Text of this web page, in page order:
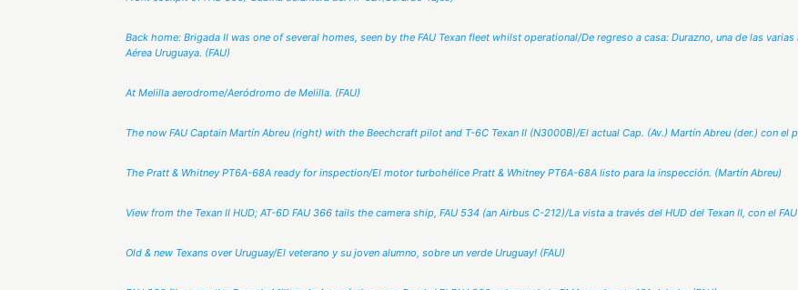
Back home: Brigada II was one of several homes, seen by the FAU Texan fleet whilst operational/De regreso a casa: Durazno, una de las
Aérea Uruguaya. (FAU)
At Melilla aerodrome/Aeródromo de Melilla. (FAU)
The now FAU Captain Martín Abreu (right) with the Beechcraft pilot and T-6C Texan II (N3000B)/El actual Cap. (Av.) Martín Abreu (der.) con
The Pratt & Whitney PT6A-68A ready for inspection/El motor turbohélice Pratt & Whitney PT6A-68A listo para la inspección. (Martín Abreu)
View from the Texan II HUD; AT-6D FAU 366 tails the camera ship, FAU 534 (an Airbus C-212)/La vista a través del HUD del Texan II, con el
Old & new Texans over Uruguay/El veterano y su joven alumno, sobre un verde Uruguay! (FAU)